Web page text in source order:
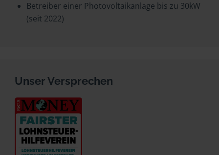
Betreiber einer Photovoltaikanlage bis zu 30kW
(seit 2022)
Unser Versprechen